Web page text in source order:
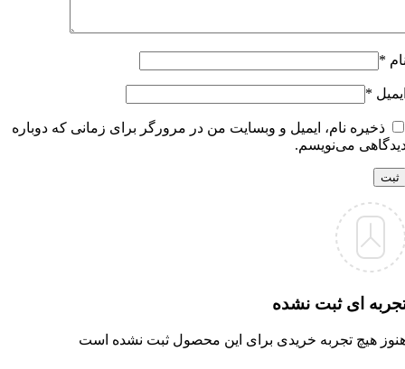
*
*
ذخیره نام، ایمیل و وبسایت من در مرورگر برای زمانی که دوباره
می‌نویسم.
ای ثبت نشده
هیچ تجربه خریدی برای این محصول ثبت نشده است